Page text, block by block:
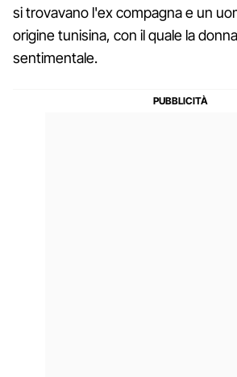
si trovavano l'ex compagna e un
origine tunisina, con il quale la
sentimentale.